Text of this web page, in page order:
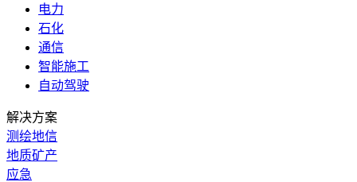
电力
石化
通信
智能施工
自动驾驶
解决方案
测绘地信
地质矿产
应急